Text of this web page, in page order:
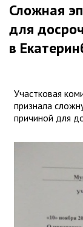
Сложная
для
в
Участковая
признала
причиной для